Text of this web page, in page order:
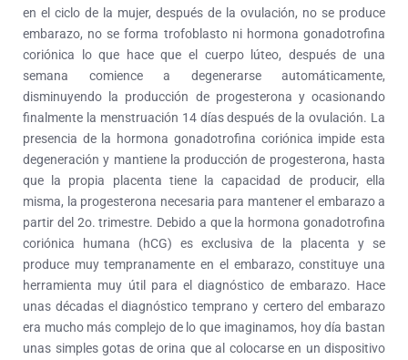
en el ciclo de la mujer, después de la ovulación, no se produce
embarazo, no se forma trofoblasto ni hormona gonadotrofina
coriónica lo que hace que el cuerpo lúteo, después de una
semana comience a degenerarse automáticamente,
disminuyendo la producción de progesterona y ocasionando
finalmente la menstruación 14 días después de la ovulación. La
presencia de la hormona gonadotrofina coriónica impide esta
degeneración y mantiene la producción de progesterona, hasta
que la propia placenta tiene la capacidad de producir, ella
misma, la progesterona necesaria para mantener el embarazo a
partir del 2o. trimestre. Debido a que la hormona gonadotrofina
coriónica humana (hCG) es exclusiva de la placenta y se
produce muy tempranamente en el embarazo, constituye una
herramienta muy útil para el diagnóstico de embarazo. Hace
unas décadas el diagnóstico temprano y certero del embarazo
era mucho más complejo de lo que imaginamos, hoy día bastan
unas simples gotas de orina que al colocarse en un dispositivo